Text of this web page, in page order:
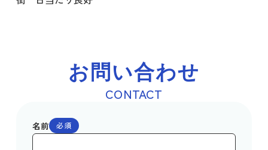
お問い合わせ
CONTACT
名前 必須